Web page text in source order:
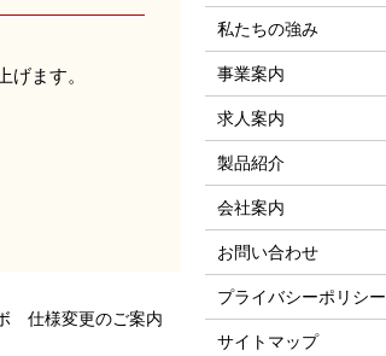
ます。
仕様変更のご案内
私たちの強み
事業案内
求人案内
製品紹介
会社案内
お問い合わせ
プライバシーポリシー
サイトマップ